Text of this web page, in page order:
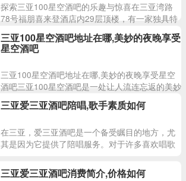
探索三亚100星空酒吧的乐趣与惊喜在三亚湾路
78号福朋喜来登酒店内29层顶楼，有一家独具特
色的100星空酒吧，它融合了时尚、奢华和浪漫于
一体，成为
三亚100星空酒吧地址在哪,美妙的夜晚享受
星空酒吧
三亚100星空酒吧地址在哪,美妙的夜晚享受星空
酒吧三亚100星空酒吧是一处让人流连忘返的美妙
夜晚去处，位于三亚湾路78号福朋喜来登酒店内
29层顶楼
三亚爱三亚酒吧陪唱,歌手素质如何
在三亚，爱三亚酒吧是一个备受瞩目的地方，尤
其是因为它提供了陪唱服务。对于许多喜欢唱歌
地方。那么，你可能会好奇
三亚爱三亚酒吧消费简介,价格如何